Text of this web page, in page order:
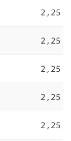
2,25
2,25
2,25
2,25
2,25